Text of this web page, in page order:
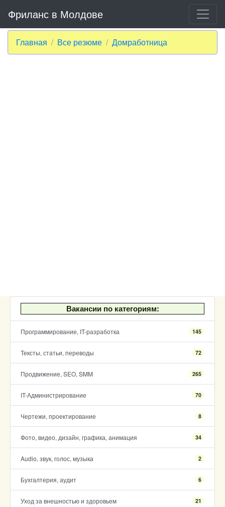
Фриланс в Молдове
Главная Все резюме Домработница
Вакансии по категориям:
Программирование, IT-разработка 145
Тексты, статьи, переводы 72
Продвижение, SEO, SMM 265
IT-Администрирование 70
Чертежи, проектирование 8
Фото, видео, дизайн, графика, анимация 34
Audio, звук, голос, музыка 2
Бухгалтерия, аудит 6
Уход за внешностью и здоровьем 21